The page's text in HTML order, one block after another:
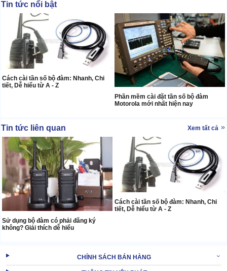
Tin tức nổi bật
Cách cài tần số bộ đàm: Nhanh, Chi
tiết, Dễ hiểu từ A - Z
Phần mềm cài đặt tần số bộ đàm
Motorola mới nhất hiện nay
Tin tức liên quan Xem tất cả
Sử dụng bộ đàm có phải đăng ký
không? Giải thích dễ hiểu
Cách cài tần số bộ đàm: Nhanh, Chi
tiết, Dễ hiểu từ A - Z
CHÍNH SÁCH BÁN HÀNG